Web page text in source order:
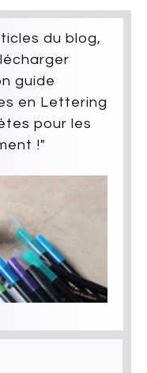
du blog,
guide
en Lettering
pour les
!"